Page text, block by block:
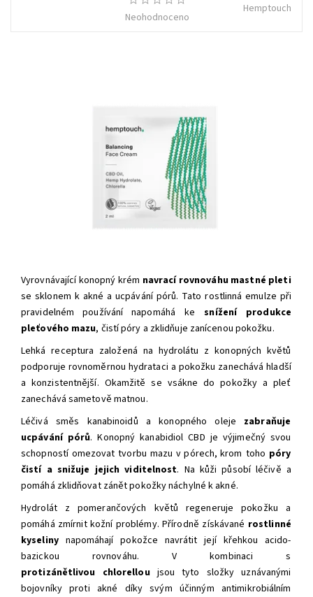
Neohodnoceno
Hemptouch
Vyrovnávající konopný krém navrací rovnováhu mastné pleti
se sklonem k akné a ucpávání pórů. Tato rostlinná emulze při
pravidelném používání
napomáhá kesnížení produkce
pleťového mazu, čistí póry a zklidňuje zanícenou pokožku.
Lehká receptura založená na hydrolátu z konopných květů
podporuje rovnoměrnou hydrataci a pokožku zanechává hladší
a konzistentnější. Okamžitě se vsákne do pokožky a pleť
zanechává sametově matnou.
Léčivá směs kanabinoidů a konopného oleje zabraňuje
ucpávání pórů. Konopný kanabidiol CBD je výjimečný svou
schopností omezovat tvorbu mazu v pórech, krom toho póry
čistí a snižuje jejich viditelnost. Na kůži působí léčivě a
pomáhá zklidňovat zánět pokožky náchylné k akné.
Hydrolát z pomerančových květůregeneruje pokožku a
pomáhá zmírnit kožní problémy.Přírodně získávané rostlinné
kyselinynapomáhají pokožce navrátit její křehkou acido-
bazickou rovnováhu. V kombinaci s
protizánětlivou chlorelloujsou tyto složky uznávanými
bojovníky proti akné díky svým účinným antimikrobiálním